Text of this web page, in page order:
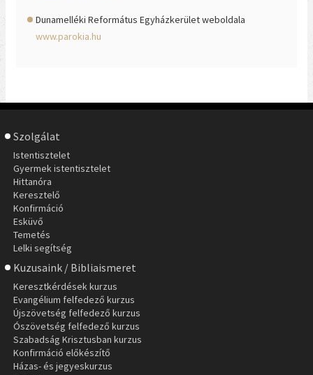
Dunamelléki Református Egyházkerület weboldala
www.parokia.hu
Szolgálat
Istentisztelet
Gyermek istentisztelet
Hittanóra
Keresztelő
Konfirmáció
Esküvő
Temetés
Lelki segítség
Kuzusaink / Bibliaismeret
Keresztkérdések kurzus
Evangélium felfedező kurzus
Újszövetség felfedező kurzus
Ószövetség felfedező kurzus
Szabadság Krisztusban kurzus
Konfirmáció előkészítő
Házas- és jegyeskurzus